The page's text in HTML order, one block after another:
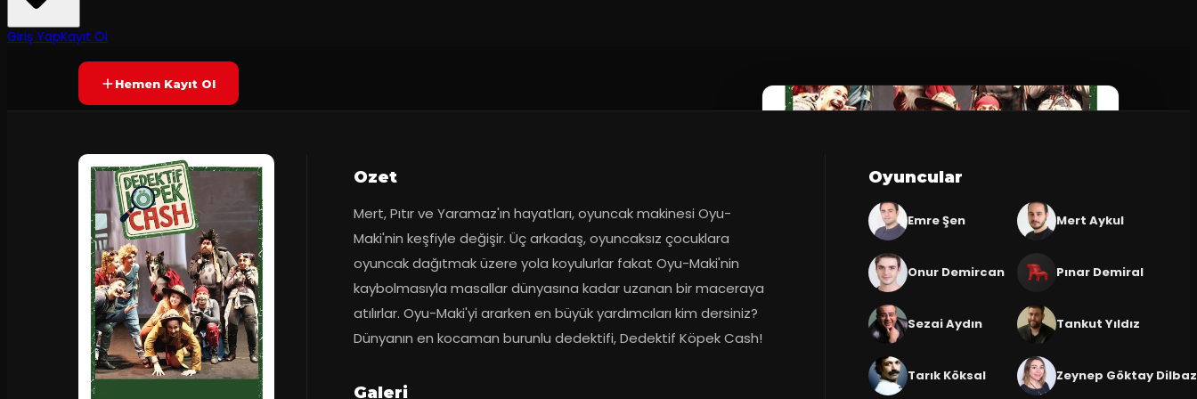
Giriş YapKayıt OlSONA ERDI
Hemen Kayıt Ol
Ozet
Mert, Pıtır ve Yaramaz'ın hayatları, oyuncak makinesi Oyu-
Maki'nin keşfiyle değişir. Üç arkadaş, oyuncaksız çocuklara
oyuncak dağıtmak üzere yola koyulurlar fakat Oyu-Maki'nin
kaybolmasıyla masallar dünyasına kadar uzanan bir maceraya
atılırlar. Oyu-Maki'yi ararken en büyük yardımcıları kim dersiniz?
Dünyanın en kocaman burunlu dedektifi, Dedektif Köpek Cash!
Galeri
Oyuncular
Emre Şen Mert Aykul
Onur Demircan Pınar Demiral
Sezai Aydın Tankut Yıldız
Tarık Köksal Zeynep Göktay Dilbaz